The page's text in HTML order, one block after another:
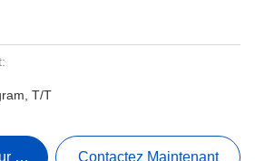
T/T
Prix Contactez Maintenant